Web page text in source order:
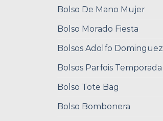
Bolso De Mano Mujer
Bolso Morado Fiesta
Bolsos Adolfo Dominguez
Bolsos Parfois Temporada
Bolso Tote Bag
Bolso Bombonera